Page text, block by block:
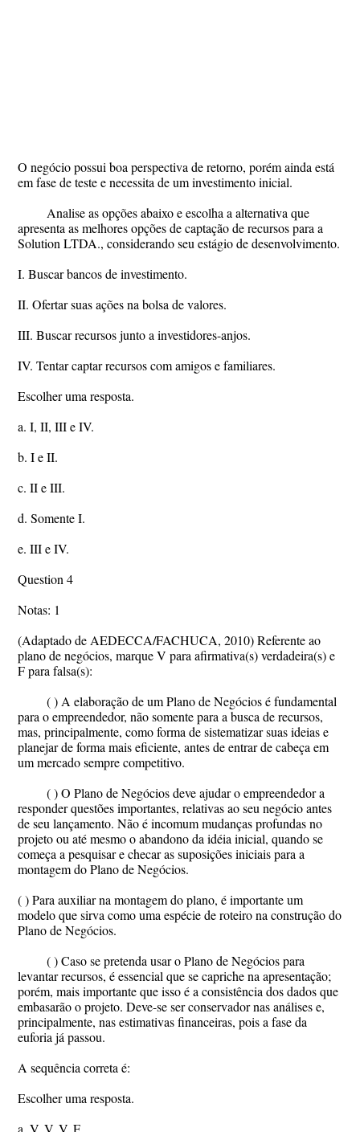
O negócio possui boa perspectiva de retorno, porém ainda está
em fase de teste e necessita de um investimento inicial.
Analise as opções abaixo e escolha a alternativa que
apresenta as melhores opções de captação de recursos para a
Solution LTDA., considerando seu estágio de desenvolvimento.
I. Buscar bancos de investimento.
II. Ofertar suas ações na bolsa de valores.
III. Buscar recursos junto a investidores-anjos.
IV. Tentar captar recursos com amigos e familiares.
Escolher uma resposta.
a. I, II, III e IV.
b. I e II.
c. II e III.
d. Somente I.
e. III e IV.
Question 4
Notas: 1
(Adaptado de AEDECCA/FACHUCA, 2010) Referente ao
plano de negócios, marque V para afirmativa(s) verdadeira(s) e
F para falsa(s):
( ) A elaboração de um Plano de Negócios é fundamental
para o empreendedor, não somente para a busca de recursos,
mas, principalmente, como forma de sistematizar suas ideias e
planejar de forma mais eficiente, antes de entrar de cabeça em
um mercado sempre competitivo.
( ) O Plano de Negócios deve ajudar o empreendedor a
responder questões importantes, relativas ao seu negócio antes
de seu lançamento. Não é incomum mudanças profundas no
projeto ou até mesmo o abandono da idéia inicial, quando se
começa a pesquisar e checar as suposições iniciais para a
montagem do Plano de Negócios.
( ) Para auxiliar na montagem do plano, é importante um
modelo que sirva como uma espécie de roteiro na construção do
Plano de Negócios.
( ) Caso se pretenda usar o Plano de Negócios para
levantar recursos, é essencial que se capriche na apresentação;
porém, mais importante que isso é a consistência dos dados que
embasarão o projeto. Deve-se ser conservador nas análises e,
principalmente, nas estimativas financeiras, pois a fase da
euforia já passou.
A sequência correta é:
Escolher uma resposta.
a. V, V, V, F.